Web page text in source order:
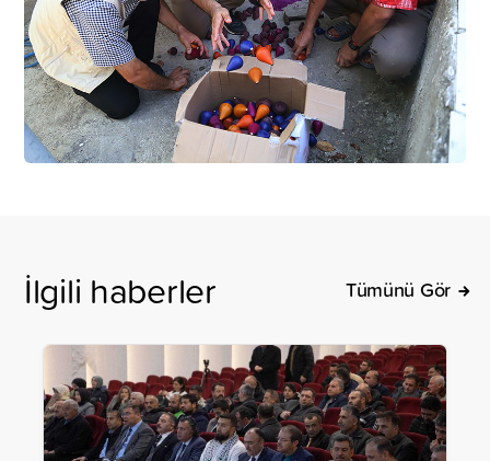
İlgili haberler Tümünü Gör